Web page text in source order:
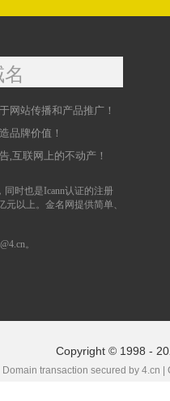
网站传播和产品推广！
品牌价值！
,互联网上的不动产！
时也是Icann认证的注册
以上。金名网提供简单、
。
Copyright © 1998 -
Domain transaction secured by 4.cn